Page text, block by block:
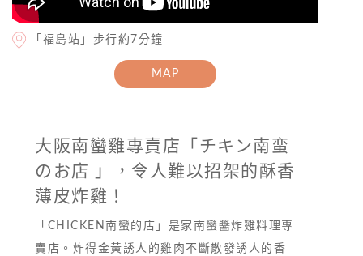
「福島站」步行約7分鐘
MAP
大阪南蠻雞專賣店「チキン南蛮
のお店 」，令人難以招架的酥香
薄皮炸雞！
「CHICKEN南蠻的店」是家南蠻醬炸雞料理專
賣店。炸得金黃誘人的雞肉不斷散發誘人的香